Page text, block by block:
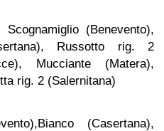
(Benevento),
Russotto rig. 2
Mucciante (Matera),
rig. 2 (Salernitana)
(Casertana),